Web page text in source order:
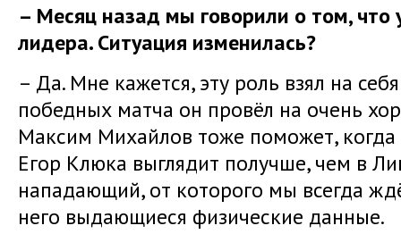
– Месяц назад мы говорили о том, что
лидера. Ситуация изменилась?
– Да. Мне кажется, эту роль взял на
победных матча он провёл на очень
Максим Михайлов тоже поможет, когда
Егор Клюка выглядит получше, чем в
нападающий, от которого мы всегда
него выдающиеся физические данные.